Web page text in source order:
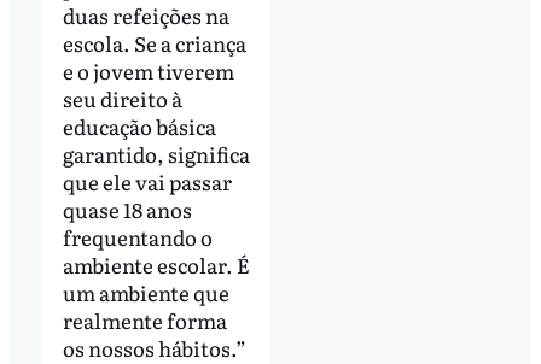
duas refeições na
escola. Se a criança
e o jovem tiverem
seu direito à
educação básica
garantido, significa
que ele vai passar
quase 18 anos
frequentando o
ambiente escolar. É
um ambiente que
realmente forma
os nossos hábitos.”